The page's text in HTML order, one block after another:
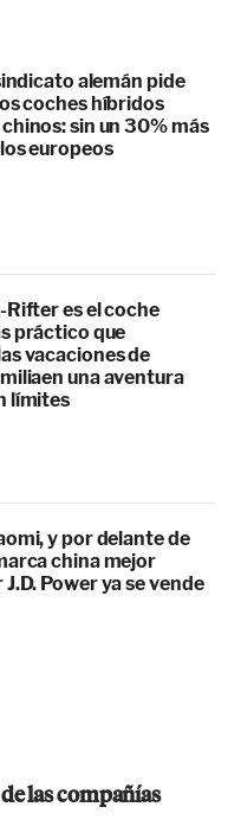
alemán pide
coches híbridos
sin un 30% más
europeos
Rifter es el coche
práctico que
vacaciones de
una aventura
límites
y por delante de
china mejor
Power ya se vende
las compañías